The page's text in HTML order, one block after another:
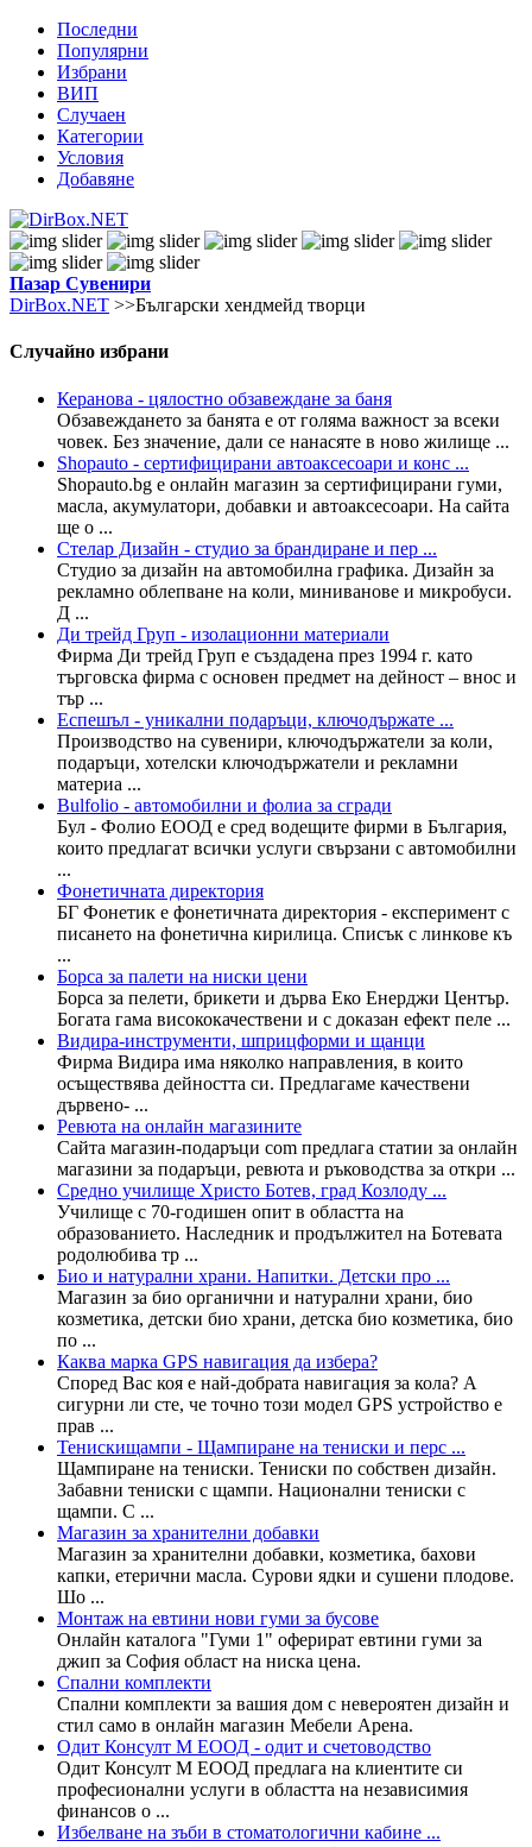
Последни
Популярни
Избрани
ВИП
Случаен
Категории
Условия
Добавяне
Пазар Сувенири
DirBox.NET >>Български хендмейд творци
Случайно избрани
Керанова - цялостно обзавеждане за баня
Обзавеждането за банята е от голяма важност за всеки
човек. Без значение, дали се нанасяте в ново жилище ...
Shopauto - сертифицирани автоаксесоари и конс ...
Shopauto.bg е онлайн магазин за сертифицирани гуми,
масла, акумулатори, добавки и автоаксесоари. На сайта
ще о ...
Стелар Дизайн - студио за брандиране и пер ...
Студио за дизайн на автомобилна графика. Дизайн за
рекламно облепване на коли, миниванове и микробуси.
Д ...
Ди трейд Груп - изолационни материали
Фирма Ди трейд Груп е създадена през 1994 г. като
търговска фирма с основен предмет на дейност – внос и
тър ...
Еспешъл - уникални подаръци, ключодържате ...
Производство на сувенири, ключодържатели за коли,
подаръци, хотелски ключодържатели и рекламни
материа ...
Bulfolio - автомобилни и фолиа за сгради
Бул - Фолио ЕООД е сред водещите фирми в България,
които предлагат всички услуги свързани с автомобилни
...
Фонетичната директория
БГ Фонетик е фонетичната директория - експеримент с
писането на фонетична кирилица. Списък с линкове къ
...
Борса за палети на ниски цени
Борса за пелети, брикети и дърва Еко Енерджи Център.
Богата гама висококачествени и с доказан ефект пеле ...
Видира-инструменти, шприцформи и щанци
Фирма Видира има няколко направления, в които
осъществява дейността си. Предлагаме качествени
дървено- ...
Ревюта на онлайн магазините
Сайта магазин-подаръци com предлага статии за онлайн
магазини за подаръци, ревюта и ръководства за откри ...
Средно училище Христо Ботев, град Козлоду ...
Училище с 70-годишен опит в областта на
образованието. Наследник и продължител на Ботевата
родолюбива тр ...
Био и натурални храни. Напитки. Детски про ...
Магазин за био органични и натурални храни, био
козметика, детски био храни, детска био козметика, био
по ...
Каква марка GPS навигация да избера?
Според Вас коя е най-добрата навигация за кола? А
сигурни ли сте, че точно този модел GPS устройство е
прав ...
Тенискищампи - Щампиране на тениски и перс ...
Щампиране на тениски. Тениски по собствен дизайн.
Забавни тениски с щампи. Национални тениски с
щампи. С ...
Магазин за хранителни добавки
Магазин за хранителни добавки, козметика, бахови
капки, етерични масла. Сурови ядки и сушени плодове.
Шо ...
Монтаж на евтини нови гуми за бусове
Онлайн каталога "Гуми 1" оферират евтини гуми за
джип за София област на ниска цена.
Спални комплекти
Спални комплекти за вашия дом с невероятен дизайн и
стил само в онлайн магазин Мебели Арена.
Одит Консулт М ЕООД - одит и счетоводство
Одит Консулт М ЕООД предлага на клиентите си
професионални услуги в областта на независимия
финансов о ...
Избелване на зъби в стоматологични кабине ...